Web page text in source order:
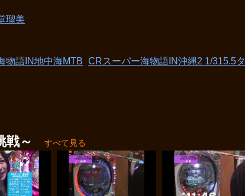
瑠美
物語IN地中海MTB CRスーパー海物語IN沖縄2 1/315.5
戦～
すべて見る